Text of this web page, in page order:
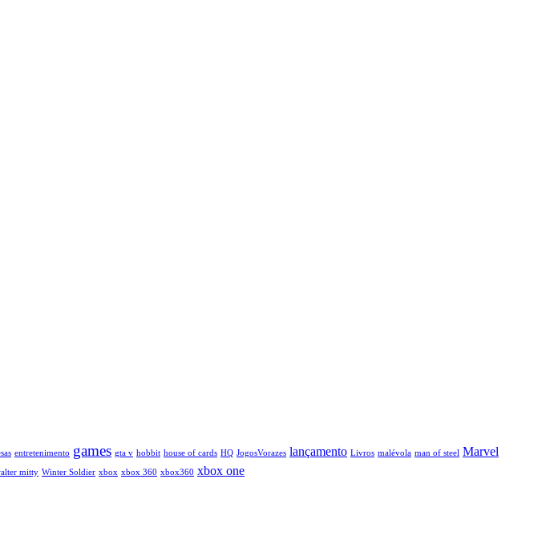
entretenimento games gta v hobbit house of cards HQ JogosVorazes lançamento Livros malévola man of steel Marvel
mitty Winter Soldier xbox xbox 360 xbox360 xbox one